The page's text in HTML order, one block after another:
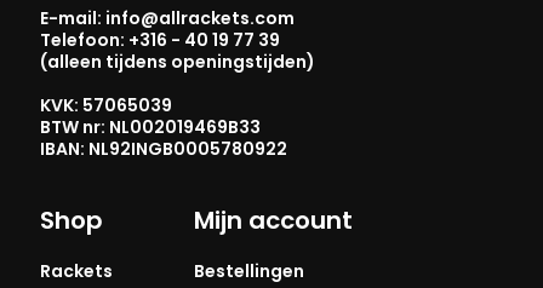
E-mail: info@allrackets.com
Telefoon: +316 - 40 19 77 39
(alleen tijdens openingstijden)
KVK: 57065039
BTW nr: NL002019469B33
IBAN: NL92INGB0005780922
Shop
Rackets
Mijn account
Bestellingen